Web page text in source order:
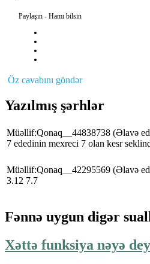
Paylaşın - Hamı bilsin
Öz cavabını göndər
Yazılmış şərhlər
Müəllif:Qonaq__44838738 (Əlavə
7 ededinin mexreci 7 olan kesr
Müəllif:Qonaq__42295569 (Əlavə
3.12 7.7
Fənnə uygun digər
Xəttə funksiya nəyə